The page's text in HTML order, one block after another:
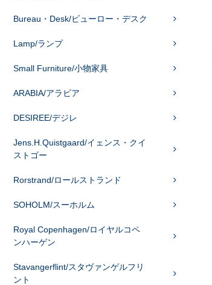
Bureau・Desk/ビューロー・デスク
Lamp/ランプ
Small Furniture/小物家具
ARABIA/アラビア
DESIREE/デジレ
Jens.H.Quistgaard/イェンス・クイ
ストゴー
Rorstrand/ロールストランド
SOHOLM/スーホルム
Royal Copenhagen/ロイヤルコペ
ンハーゲン
Stavangerflint/スタヴァンゲルフリ
ント